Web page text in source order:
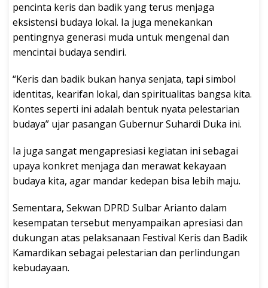
pencinta keris dan badik yang terus menjaga
eksistensi budaya lokal. Ia juga menekankan
pentingnya generasi muda untuk mengenal dan
mencintai budaya sendiri.
“Keris dan badik bukan hanya senjata, tapi simbol
identitas, kearifan lokal, dan spiritualitas bangsa kita.
Kontes seperti ini adalah bentuk nyata pelestarian
budaya” ujar pasangan Gubernur Suhardi Duka ini.
Ia juga sangat mengapresiasi kegiatan ini sebagai
upaya konkret menjaga dan merawat kekayaan
budaya kita, agar mandar kedepan bisa lebih maju.
Sementara, Sekwan DPRD Sulbar Arianto dalam
kesempatan tersebut menyampaikan apresiasi dan
dukungan atas pelaksanaan Festival Keris dan Badik
Kamardikan sebagai pelestarian dan perlindungan
kebudayaan.